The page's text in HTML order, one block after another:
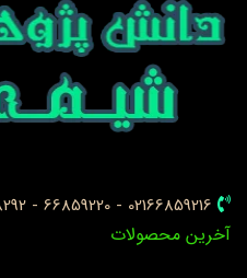
02166859216 - 66859220 - 09129618292
محصولات